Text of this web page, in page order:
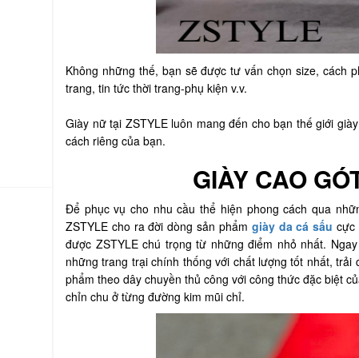
Không những thế, bạn sẽ được tư vấn chọn size, cách
trang, tin tức thời trang-phụ kiện v.v.
Giày nữ tại ZSTYLE luôn mang đến cho bạn thế giới
cách riêng của bạn.
GIÀY CAO
Để phục vụ cho nhu cầu thể hiện phong cách qua
ZSTYLE cho ra đời dòng sản phẩm giày da cá sấu cực
được ZSTYLE chú trọng từ những điểm nhỏ nhất.
những trang trại chính thống với chất lượng tốt nhất,
phẩm theo dây chuyền thủ công với công thức đặc biệt
chỉn chu ở từng đường kim mũi chỉ.